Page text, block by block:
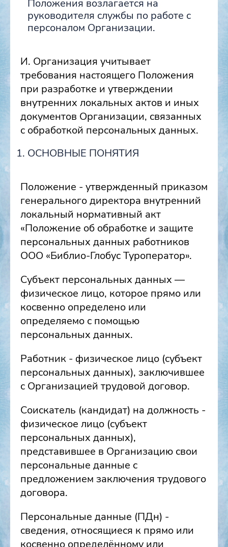
Положения возлагается на
руководителя службы по работе с
персоналом Организации.
И. Организация учитывает
требования настоящего Положения
при разработке и утверждении
внутренних локальных актов и иных
документов Организации, связанных
с обработкой персональных данных.
ОСНОВНЫЕ ПОНЯТИЯ
Положение - утвержденный приказом
генерального директора внутренний
локальный нормативный акт
«Положение об обработке и защите
персональных данных работников
ООО «Библио-Глобус Туроператор».
Субъект персональных данных —
физическое лицо, которое прямо или
косвенно определено или
определяемо с помощью
персональных данных.
Работник - физическое лицо (субъект
персональных данных), заключившее
с Организацией трудовой договор.
Соискатель (кандидат) на должность -
физическое лицо (субъект
персональных данных),
представившее в Организацию свои
персональные данные с
предложением заключения трудового
договора.
Персональные данные (ПДн) -
сведения, относящиеся к прямо или
косвенно определённому или